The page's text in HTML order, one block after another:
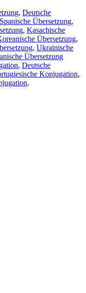
, Deutsche
Spanische Übersetzung,
, Kasachische
Übersetzung,
, Ukrainische
Übersetzung
, Deutsche
Konjugation,
.